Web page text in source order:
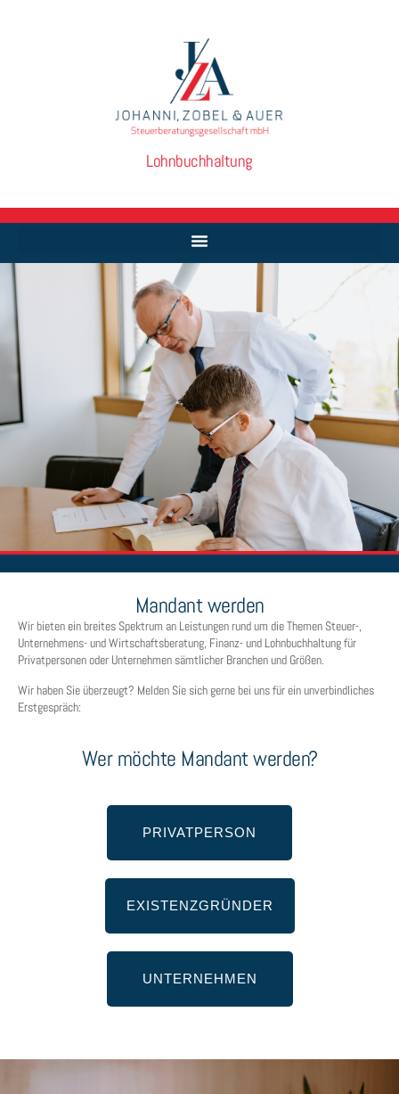
Lohnbuchhaltung
Mandant werden
Wir bieten ein breites Spektrum an Leistungen rund um die Themen Steuer-,
Unternehmens- und Wirtschaftsberatung, Finanz- und Lohnbuchhaltung für
Privatpersonen oder Unternehmen sämtlicher Branchen und Größen.
Wir haben Sie überzeugt? Melden Sie sich gerne bei uns für ein unverbindliches
Erstgespräch:
Wer möchte Mandant werden?
PRIVATPERSON
EXISTENZGRÜNDER
UNTERNEHMEN